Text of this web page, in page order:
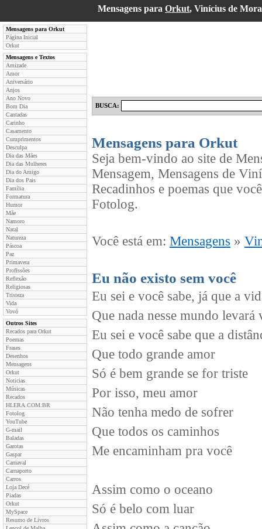
Mensagens para Orkut, Vinícius de
Mensagens para Orkut
Página Inicial
Orkut
Mensagens e Textos
Amizade
Amor
Aniversário
Anjos
Ano Novo
Bom Dia
Cantadas
Carinho
Casamento
Cumprimentos
Desculpa
Dia das Mães
Dia das Mulheres
Dia do Amigo
Dia dos Pais
Família
Formatura
Humor
Mãe
Namoro
Natal
Natureza
Páscoa
Paz
Primavera
Profissões
Reflexão
Religiosas
Tristeza
Vida
Vovó
Outros Sites
Recados para Orkut
Poemas
Frases
Desenhos
Mensagens
Orkut
Noticias
Músicas
Recados
HLERA.COM.BR
Fotolog
YouTube
G-mail
Baladas
Garotas
Gaspar
Carnaval
Carnaporto
Carros
Loja Decé
Piadas
Orkut
MySpace
Resumo de Livros
BUSCA:
Mensagens para Orkut
Seja bem-vindo ao site de
Mensagem, Mensagens de
Recadinhos e poemas que
Fotolog.
Você está em: Mensagens »
Eu não existo sem você
Eu sei e você sabe, já que a
Que nada nesse mundo levará
Eu sei e você sabe que a
Que todo grande amor
Só é bem grande se for triste
Por isso, meu amor
Não tenha medo de sofrer
Que todos os caminhos
Me encaminham pra você
Assim como o oceano
Só é belo com luar